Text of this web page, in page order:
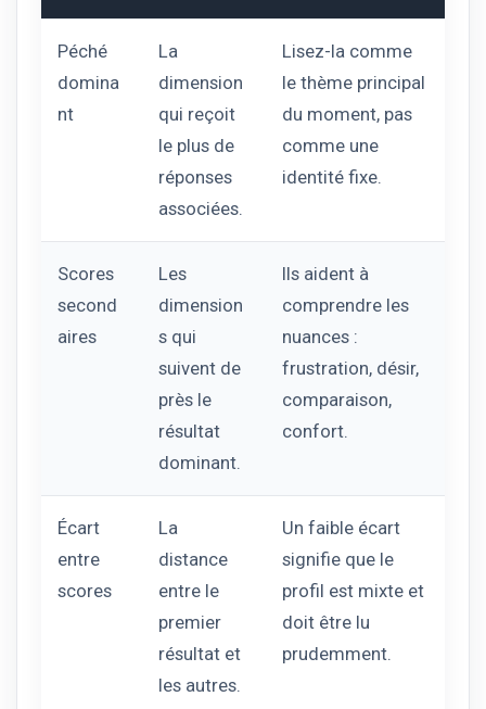
Péché
domina
nt
La
dimension
qui reçoit
le plus de
réponses
associées.
Lisez-la comme
le thème principal
du moment, pas
comme une
identité fixe.
Scores
second
aires
Les
dimension
s qui
suivent de
près le
résultat
dominant.
Ils aident à
comprendre les
nuances :
frustration, désir,
comparaison,
confort.
Écart
entre
scores
La
distance
entre le
premier
résultat et
les autres.
Un faible écart
signifie que le
profil est mixte et
doit être lu
prudemment.